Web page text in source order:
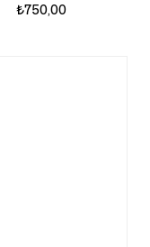
₺750,00